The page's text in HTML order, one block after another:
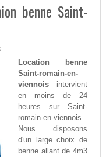
benne Saint-
Location benne
Saint-romain-en-
viennoisintervient
en moins de 24
heures sur Saint-
romain-en-viennois.
Nous disposons
d'un large choix de
benne allant de 4m3